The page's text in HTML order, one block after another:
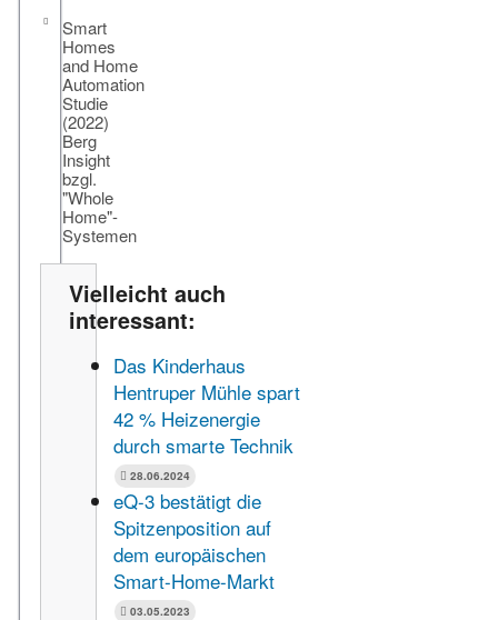
Smart
Homes
and Home
Automation
Studie
(2022)
Berg
Insight
bzgl.
"Whole
Home"-
Systemen
Vielleicht auch
interessant:
Das Kinderhaus
Hentruper Mühle spart
42 % Heizenergie
durch smarte Technik
28.06.2024
eQ-3 bestätigt die
Spitzenposition auf
dem europäischen
Smart-Home-Markt
03.05.2023